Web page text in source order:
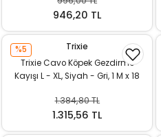
946,20 TL
%5
Trixie
Trixie Cavo Köpek Gezdirme
Kayışı L - XL, Siyah - Gri, 1 M x 18
1.384,80 TL
1.315,56 TL